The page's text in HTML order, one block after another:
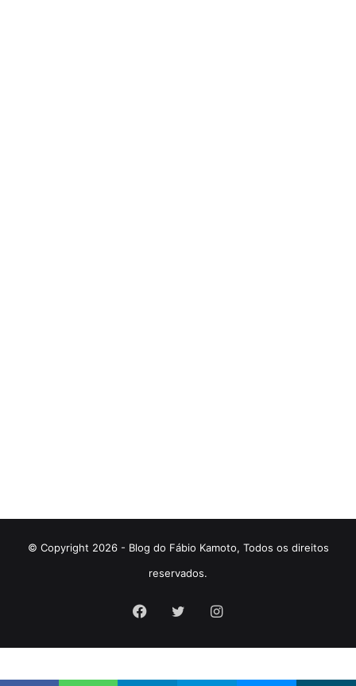
© Copyright 2026 - Blog do Fábio Kamoto, Todos os direitos
reservados.
Facebook
TwitterInstagram